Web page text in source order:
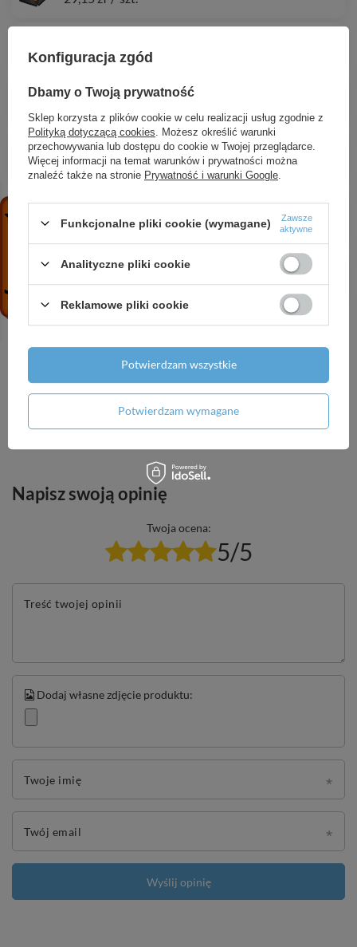
12,71 zł / szt.
Agrotkanina antychwastowa BLACK 110g,
/ szt.
Agrowłóknina 50 czarna,
96,76 zł / szt.
Szpilka MOWER BORD do mocowania przewodu
granicznego
Agrotkanina antychwastowa BLACK 135g,
342,94 zł / szt.
Potrzebujesz pomocy? Masz pytania?
najciekawsze pytania i odpowiedzi publikując
dla innych.
Napisz swoją opinię
Twoja ocena:
5/5
Treść twojej opinii
Dodaj własne zdjęcie produktu:
Twoje imię
Twój email
Wyślij opinię
Konfiguracja zgód
Dbamy o Twoją prywatność
Sklep korzysta z plików cookie w celu realizacji usług zgodnie z
Polityką dotyczącą cookies . Możesz określić warunki
przechowywania lub dostępu do cookie w Twojej przeglądarce.
Więcej informacji na temat warunków i prywatności można
znaleźć także na stronie Prywatność i warunki Google
Funkcjonalne pliki cookie (wymagane)
Zawsze
aktywne
Analityczne pliki cookie
Reklamowe pliki cookie
Potwierdzam wymagane
Potwierdzam wszystkie